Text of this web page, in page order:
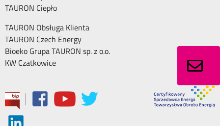
TAURON Ciepło
TAURON Obsługa Klienta
TAURON Czech Energy
Bioeko Grupa TAURON sp. z o.o.
KW Czatkowice
|